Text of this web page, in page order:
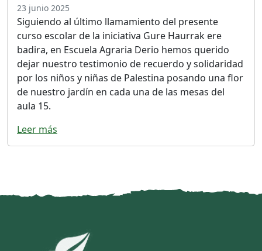
23 junio 2025
Siguiendo al último llamamiento del presente
curso escolar de la iniciativa Gure Haurrak ere
badira, en Escuela Agraria Derio hemos querido
dejar nuestro testimonio de recuerdo y solidaridad
por los niños y niñas de Palestina posando una flor
de nuestro jardín en cada una de las mesas del
aula 15.
Leer más